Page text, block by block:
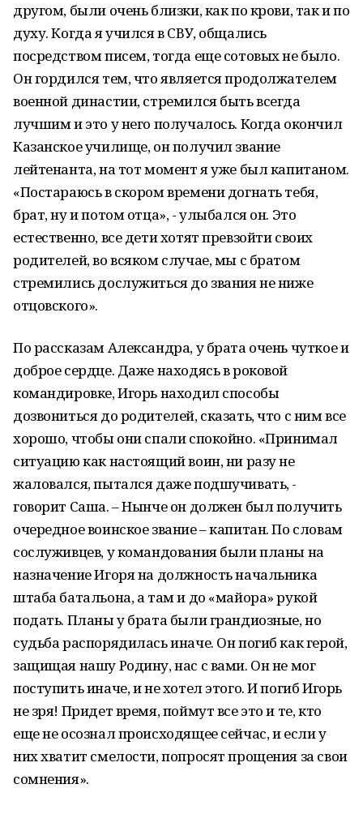
другом, были очень близки, как по крови, так и по
духу. Когда я учился в СВУ, общались
посредством писем, тогда еще сотовых не было.
Он гордился тем, что является продолжателем
военной династии, стремился быть всегда
лучшим и это у него получалось. Когда окончил
Казанское училище, он получил звание
лейтенанта, на тот момент я уже был капитаном.
«Постараюсь в скором времени догнать тебя,
брат, ну и потом отца», - улыбался он. Это
естественно, все дети хотят превзойти своих
родителей, во всяком случае, мы с братом
стремились дослужиться до звания не ниже
отцовского».
По рассказам Александра, у брата очень чуткое и
доброе сердце. Даже находясь в роковой
командировке, Игорь находил способы
дозвониться до родителей, сказать, что с ним все
хорошо, чтобы они спали спокойно. «Принимал
ситуацию как настоящий воин, ни разу не
жаловался, пытался даже подшучивать, -
говорит Саша. – Нынче он должен был получить
очередное воинское звание – капитан. По словам
сослуживцев, у командования были планы на
назначение Игоря на должность начальника
штаба батальона, а там и до «майора» рукой
подать. Планы у брата были грандиозные, но
судьба распорядилась иначе. Он погиб как герой,
защищая нашу Родину, нас с вами. Он не мог
поступить иначе, и не хотел этого. И погиб Игорь
не зря! Придет время, поймут все это и те, кто
еще не осознал происходящее сейчас, и если у
них хватит смелости, попросят прощения за свои
сомнения».